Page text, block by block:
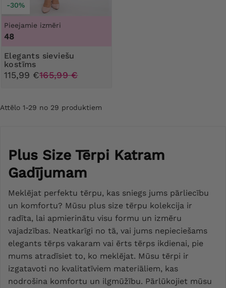
-30%
Pieejamie izmēri
48
Elegants sieviešu
kostīms
115,99 €165,99 €
Attēlo 1-29 no 29 produktiem
Plus Size Tērpi Katram
Gadījumam
Meklējat perfektu tērpu, kas sniegs jums pārliecību
un komfortu? Mūsu plus size tērpu kolekcija ir
radīta, lai apmierinātu visu formu un izmēru
vajadzības. Neatkarīgi no tā, vai jums nepieciešams
elegants tērps vakaram vai ērts tērps ikdienai, pie
mums atradīsiet to, ko meklējat. Mūsu tērpi ir
izgatavoti no kvalitatīviem materiāliem, kas
nodrošina komfortu un ilgmūžību. Pārlūkojiet mūsu